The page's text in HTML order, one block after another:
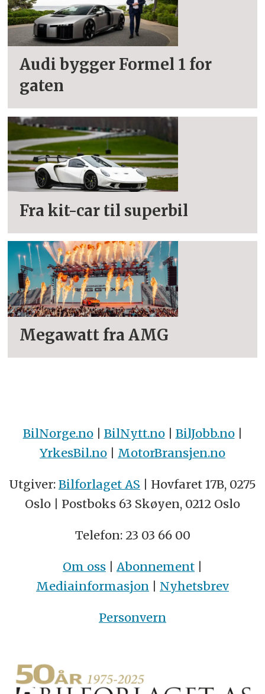
Audi bygger Formel 1 for
gaten
Fra kit-car til superbil
Megawatt fra AMG
BilNorge.no| BilNytt.no| BilJobb.no|
YrkesBil.no
MotorBransjen.no
Utgiver: Bilforlaget AS | Hovfaret 17B, 0275
Oslo | Postboks 63 Skøyen, 0212 Oslo
Telefon: 23 03 66 00
Om oss | Abonnement |
Mediainformasjon | Nyhetsbrev
Personvern